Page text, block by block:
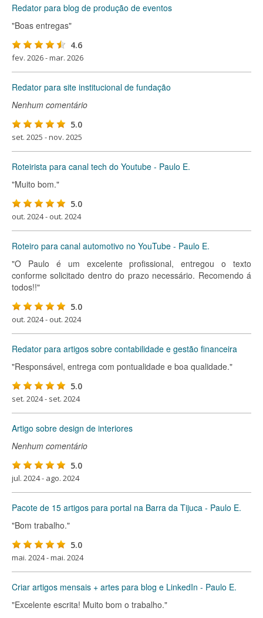
Redator para blog de produção de eventos
"Boas entregas"
4.6
fev. 2026 - mar. 2026
Redator para site institucional de fundação
Nenhum comentário
5.0
set. 2025 - nov. 2025
Roteirista para canal tech do Youtube - Paulo E.
"Muito bom."
5.0
out. 2024 - out. 2024
Roteiro para canal automotivo no YouTube - Paulo E.
"O Paulo é um excelente profissional, entregou o texto
conforme solicitado dentro do prazo necessário. Recomendo á
todos!!"
5.0
out. 2024 - out. 2024
Redator para artigos sobre contabilidade e gestão financeira
"Responsável, entrega com pontualidade e boa qualidade."
5.0
set. 2024 - set. 2024
Artigo sobre design de interiores
Nenhum comentário
5.0
jul. 2024 - ago. 2024
Pacote de 15 artigos para portal na Barra da Tijuca - Paulo E.
"Bom trabalho."
5.0
mai. 2024 - mai. 2024
Criar artigos mensais + artes para blog e LinkedIn - Paulo E.
"Excelente escrita! Muito bom o trabalho."